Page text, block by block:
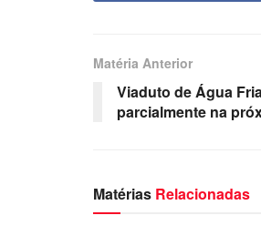
Matéria Anterior
Viaduto de Água
parcialmente na
Matérias Relacionadas